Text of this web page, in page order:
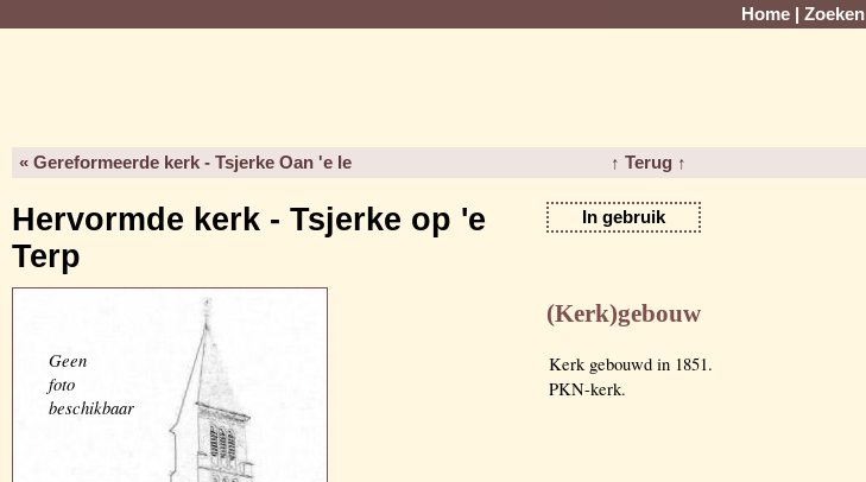
Home Zoeken
« Gereformeerde kerk - Tsjerke Oan 'e Ie ↑ Terug ↑
Hervormde kerk - Tsjerke op 'e
Terp
In gebruik
Geen
foto
beschikbaar
(Kerk)gebouw
Kerk gebouwd in 1851.
PKN-kerk.